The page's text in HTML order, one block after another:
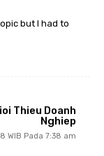
but I had to
Thieu Doanh
Nghiep
WIB Pada 7:38 am